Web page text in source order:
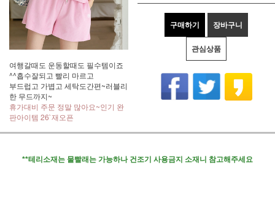
여행갈때도 운동할때도 필수템이죠
^^흡수잘되고 빨리 마르고
부드럽고 가볍고 세탁도간편~러블리
한 무드까지~
휴가대비 주문 정말 많아요~인기 완
판아이템 26`재오픈
구매하기 장바구니
관심상품
**테리소재는 물빨래는 가능하나 건조기 사용금지 소재니 참고해주세요